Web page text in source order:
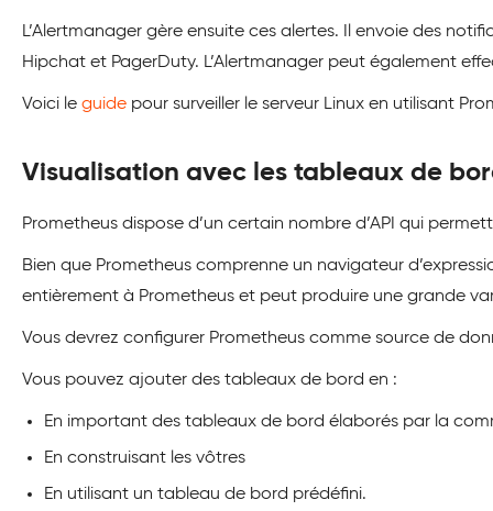
L’Alertmanager gère ensuite ces alertes. Il envoie des
Hipchat et PagerDuty. L’Alertmanager peut également
Voici le guide pour surveiller le serveur Linux en utilisant
Visualisation avec les tableaux de
Prometheus dispose d’un certain nombre d’API qui
Bien que Prometheus comprenne un navigateur
entièrement à Prometheus et peut produire une grande
Vous devrez configurer Prometheus comme source de
Vous pouvez ajouter des tableaux de bord en :
En important des tableaux de bord élaborés par la
En construisant les vôtres
En utilisant un tableau de bord prédéfini.